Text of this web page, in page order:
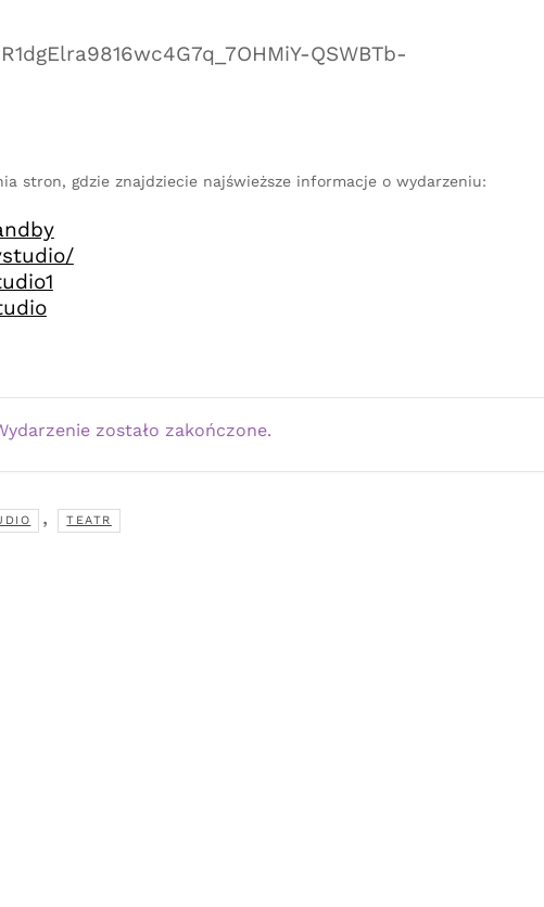
QSWBTb-
stron, gdzie znajdziecie najświeższe informacje o wydarzeniu:
zostało zakończone.
, TEATR